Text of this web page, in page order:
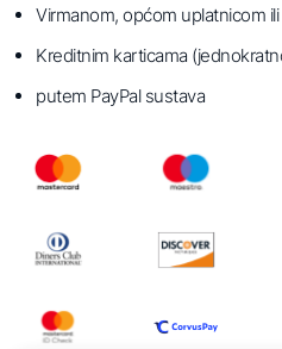
Virmanom, općom uplatnicom
Kreditnim karticama
putem PayPal sustava